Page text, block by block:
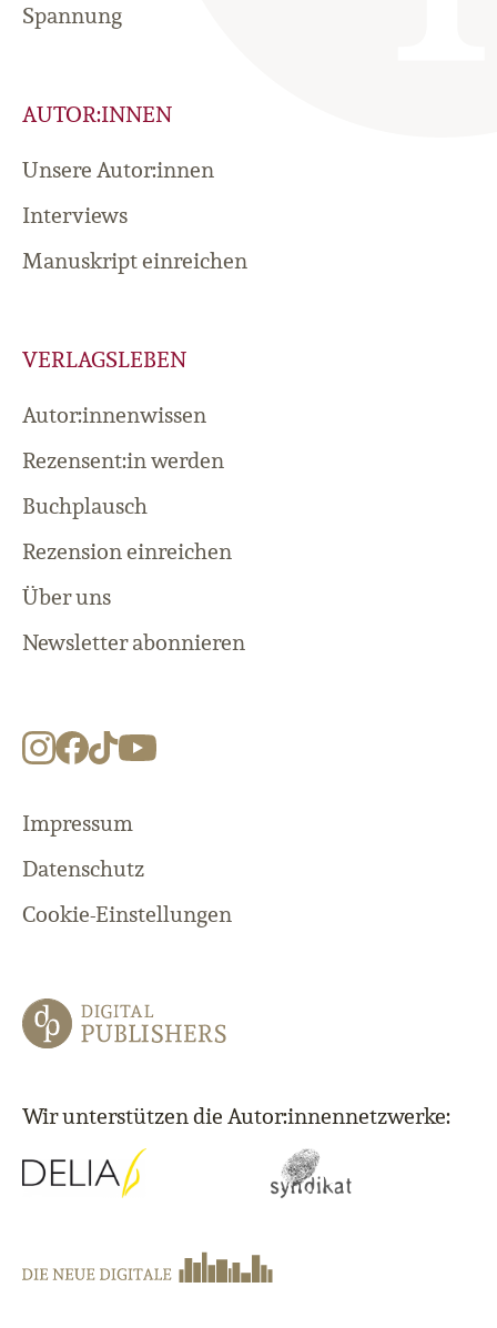
Spannung
AUTOR:INNEN
Unsere Autor:innen
Interviews
Manuskript einreichen
VERLAGSLEBEN
Autor:innenwissen
Rezensent:in werden
Buchplausch
Rezension einreichen
Über uns
Newsletter abonnieren
Impressum
Datenschutz
Cookie-Einstellungen
Wir unterstützen die Autor:innennetzwerke: